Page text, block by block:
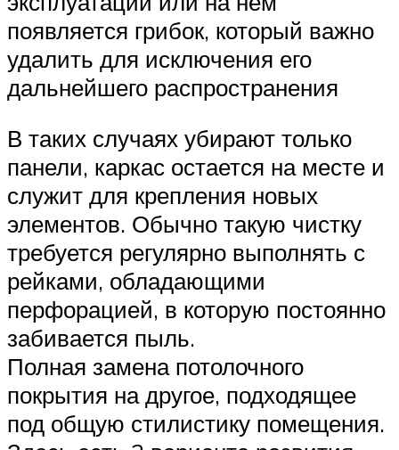
появляется грибок, который важно
удалить для исключения его
дальнейшего распространения
В таких случаях убирают только
панели, каркас остается на месте и
служит для крепления новых
элементов. Обычно такую чистку
требуется регулярно выполнять с
рейками, обладающими
перфорацией, в которую постоянно
забивается пыль.
Полная замена потолочного
покрытия на другое, подходящее
под общую стилистику помещения.